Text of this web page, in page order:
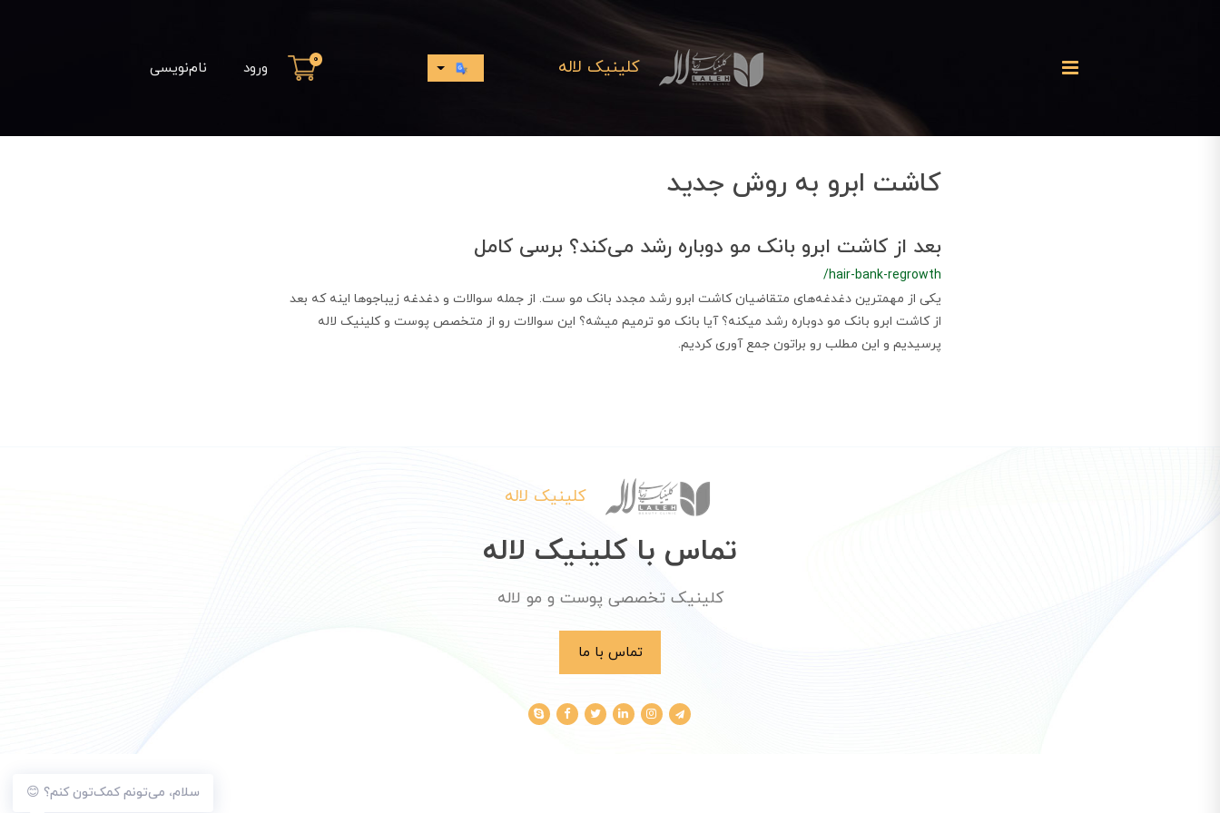
کلینیک لاله 0 ورود نام‌نویسی
کاشت ابرو به روش جدید
بعد از کاشت ابرو بانک مو دوباره رشد می‌کند؟ برسی کامل
/hair-bank-regrowth
یکی از مهمترین دغدغه‌های متقاضیان کاشت ابرو رشد مجدد بانک مو ست. از جمله سوالات و دغدغه زیباجوها اینه که بعد
از کاشت ابرو بانک مو دوباره رشد میکنه؟ آیا بانک مو ترمیم میشه؟ این سوالات رو از متخصص پوست و کلینیک لاله
پرسیدیم و این مطلب رو براتون جمع آوری کردیم.
سلام، می‌تونم کمک‌تون کنم؟ 😊
کلینیک لاله
تماس با کلینیک لاله
کلینیک تخصصی پوست و مو لاله
تماس با ما